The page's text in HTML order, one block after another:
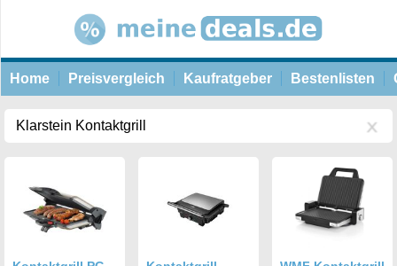
Home Preisvergleich Kaufratgeber Bestenlisten